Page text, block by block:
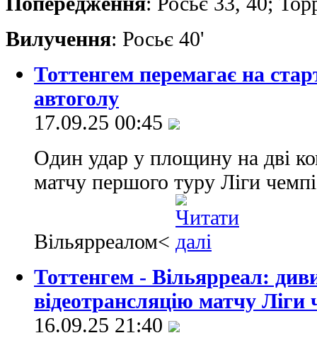
Вилучення: Росьє 40'
Тоттенгем перемагає на
автоголу
17.09.25 00:45
Один удар у площину на дві
матчу першого туру Ліги
Вільярреалом<
Тоттенгем - Вільярреал:
відеотрансляцію матчу Ліги
16.09.25 21:40